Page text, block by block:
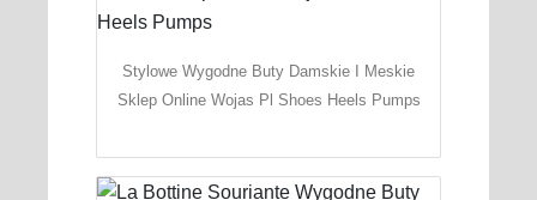
Stylowe Wygodne Buty Damskie I Meskie
Sklep Online Wojas Pl Shoes Heels Pumps